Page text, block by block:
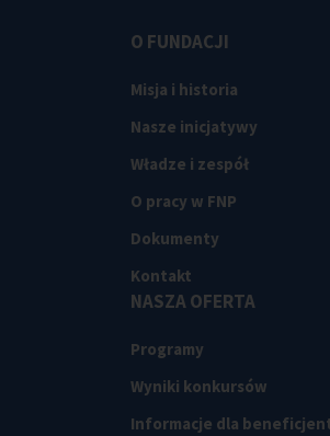
O FUNDACJI
Misja i historia
Nasze inicjatywy
Władze i zespół
O pracy w FNP
Dokumenty
Kontakt
NASZA OFERTA
Programy
Wyniki konkursów
Informacje dla